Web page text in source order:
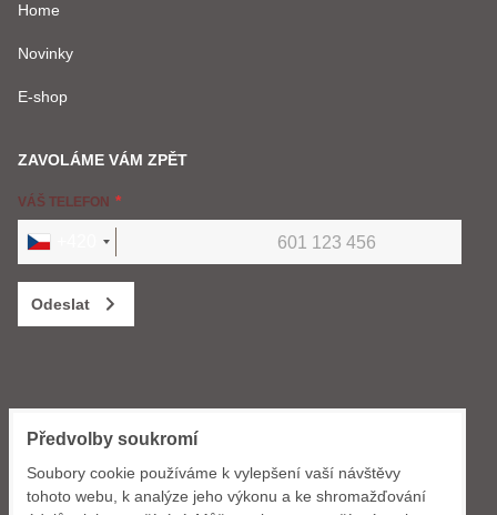
Home
Novinky
E-shop
ZAVOLÁME VÁM ZPĚT
VÁŠ TELEFON
Odeslat
Dlouhomostecká 1288
463 11 Liberec
Předvolby soukromí
Soubory cookie používáme k vylepšení vaší návštěvy
tohoto webu, k analýze jeho výkonu a ke shromažďování